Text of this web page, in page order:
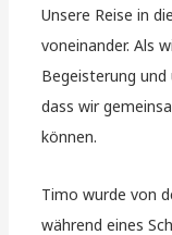
Unsere Reise in
voneinander. Als
Begeisterung
dass wir
können.
Timo wurde von
während eines